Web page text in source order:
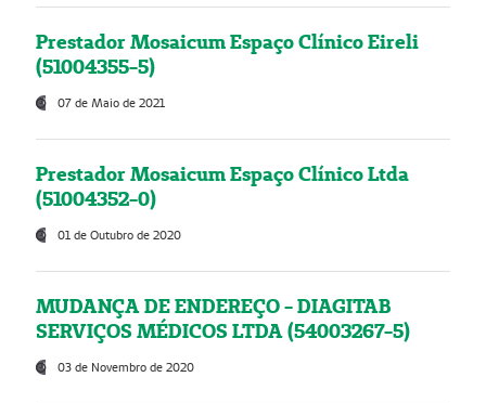
Prestador Mosaicum Espaço Clínico Eireli
(51004355-5)
07 de Maio de 2021
Prestador Mosaicum Espaço Clínico Ltda
(51004352-0)
01 de Outubro de 2020
MUDANÇA DE ENDEREÇO - DIAGITAB
SERVIÇOS MÉDICOS LTDA (54003267-5)
03 de Novembro de 2020